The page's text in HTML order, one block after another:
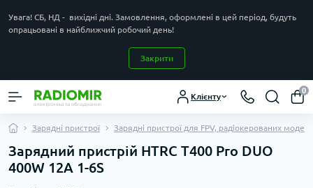
Увага! СБ, НД - вихідні дні. Замовлення, оформлені в цей період, будуть
опрацьовані в найближчий робочий день!
Закрити
Клієнту
0
Зарядні пристрої Зарядні пристрої для FPV, радіокерованих
Зарядний пристрій HTRC T400 Pro DUO
400W 12A 1-6S